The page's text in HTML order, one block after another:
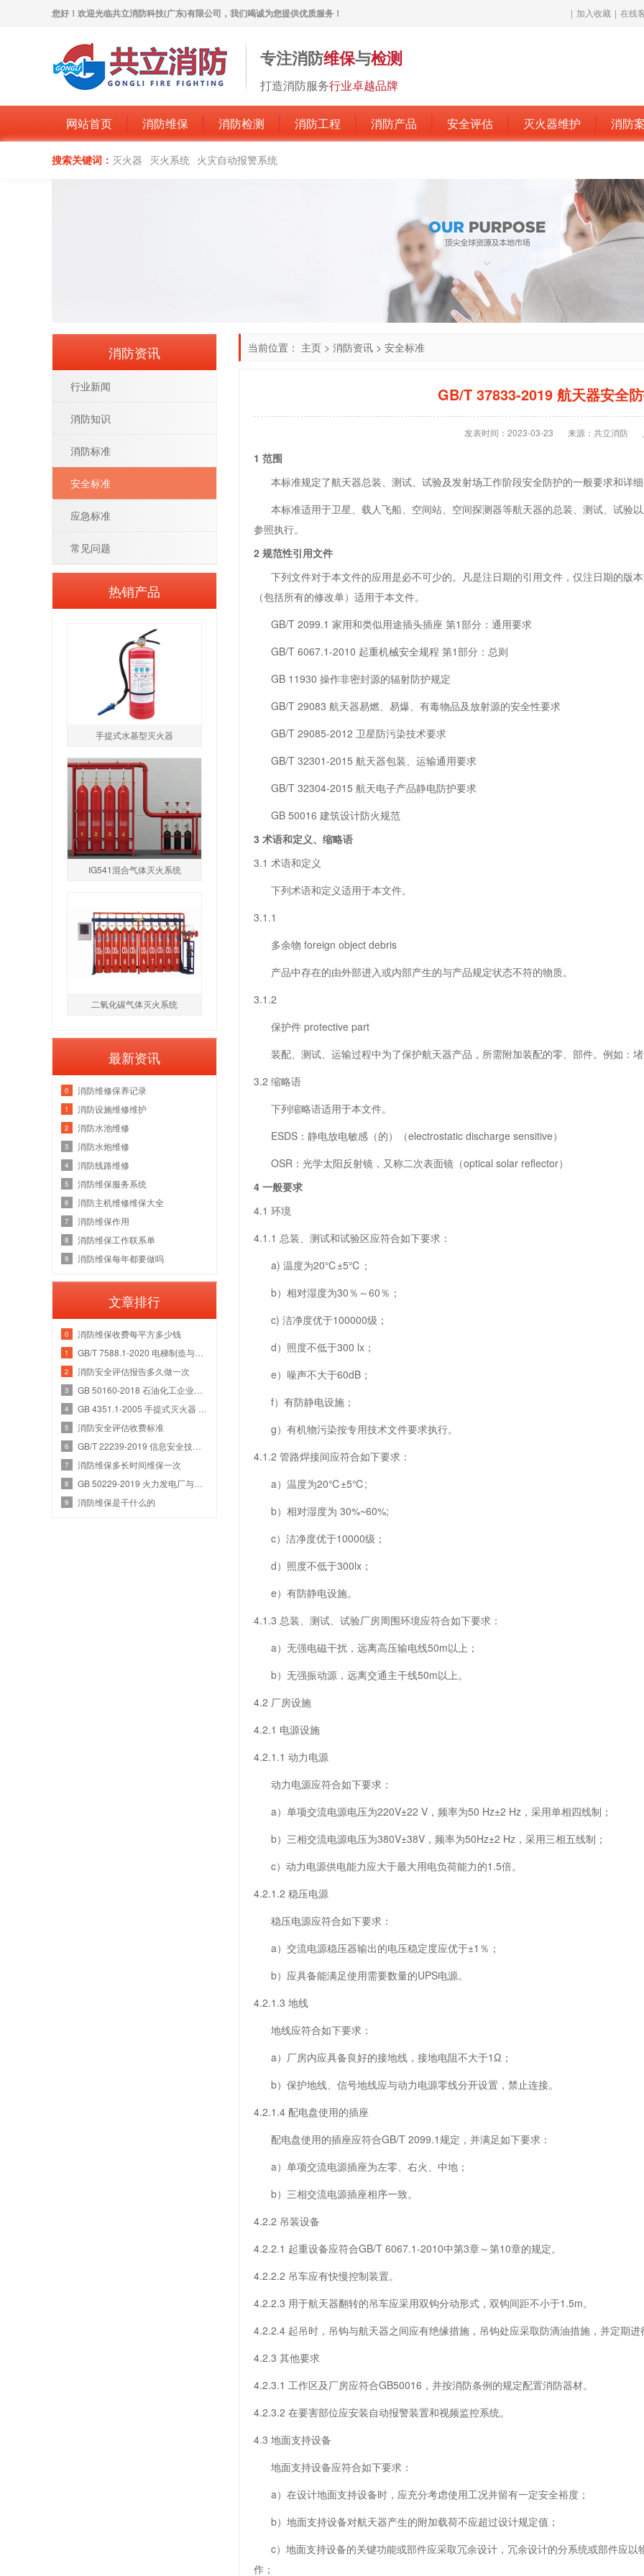
您好！欢迎光临共立消防科技(广东)有限公司，我们竭诚为您提供优质服务！ | 加入收藏 | 在线
专注消防维保与检测
打造消防服务行业卓越品牌
网站首页 消防维保 消防检测 消防工程 消防产品 安全评估 灭火器维护 消防
搜索关键词： 灭火器 灭火系统 火灾自动报警系统
当前位置： 主页 > 消防资讯 > 安全标准
GB/T 37833-2019 航天器安全
发表时间：2023-03-23 来源：共立消防
1 范围
本标准规定了航天器总装、测试、试验及发射场工作阶段安全防护的一般要求和详细
本标准适用于卫星、载人飞船、空间站、空间探测器等航天器的总装、测试、试验
参照执行。
2 规范性引用文件
下列文件对于本文件的应用是必不可少的。凡是注日期的引用文件，仅注日期的版
（包括所有的修改单）适用于本文件。
GB/T 2099.1 家用和类似用途插头插座 第1部分：通用要求
GB/T 6067.1-2010 起重机械安全规程 第1部分：总则
GB 11930 操作非密封源的辐射防护规定
GB/T 29083 航天器易燃、易爆、有毒物品及放射源的安全性要求
GB/T 29085-2012 卫星防污染技术要求
GB/T 32301-2015 航天器包装、运输通用要求
GB/T 32304-2015 航天电子产品静电防护要求
GB 50016 建筑设计防火规范
3 术语和定义、缩略语
3.1 术语和定义
下列术语和定义适用于本文件。
3.1.1
多余物 foreign object debris
产品中存在的由外部进入或内部产生的与产品规定状态不符的物质。
3.1.2
保护件 protective part
装配、测试、运输过程中为了保护航天器产品，所需附加装配的零、部件。例如：堵
3.2 缩略语
下列缩略语适用于本文件。
ESDS：静电放电敏感（的）（electrostatic discharge sensitive）
OSR：光学太阳反射镜，又称二次表面镜（optical solar reflector）
4 一般要求
4.1 环境
4.1.1 总装、测试和试验区应符合如下要求：
a) 温度为20℃±5℃；
b）相对湿度为30％～60％；
c) 洁净度优于100000级；
d）照度不低于300 lx；
e）噪声不大于60dB；
f）有防静电设施；
g）有机物污染按专用技术文件要求执行。
4.1.2 管路焊接间应符合如下要求：
a）温度为20℃±5℃;
b）相对湿度为 30%~60%;
c）洁净度优于10000级；
d）照度不低于300lx；
e）有防静电设施。
4.1.3 总装、测试、试验厂房周围环境应符合如下要求：
a）无强电磁干扰，远离高压输电线50m以上；
b）无强振动源，远离交通主干线50m以上。
4.2 厂房设施
4.2.1 电源设施
4.2.1.1 动力电源
动力电源应符合如下要求：
a）单项交流电源电压为220V±22 V，频率为50 Hz±2 Hz，采用单相四线制；
b）三相交流电源电压为380V±38V，频率为50Hz±2 Hz，采用三相五线制；
c）动力电源供电能力应大于最大用电负荷能力的1.5倍。
4.2.1.2 稳压电源
稳压电源应符合如下要求：
a）交流电源稳压器输出的电压稳定度应优于±1％；
b）应具备能满足使用需要数量的UPS电源。
4.2.1.3 地线
地线应符合如下要求：
a）厂房内应具备良好的接地线，接地电阻不大于1Ω；
b）保护地线、信号地线应与动力电源零线分开设置，禁止连接。
4.2.1.4 配电盘使用的插座
配电盘使用的插座应符合GB/T 2099.1规定，并满足如下要求：
a）单项交流电源插座为左零、右火、中地；
b）三相交流电源插座相序一致。
4.2.2 吊装设备
4.2.2.1 起重设备应符合GB/T 6067.1-2010中第3章～第10章的规定。
4.2.2.2 吊车应有快慢控制装置。
4.2.2.3 用于航天器翻转的吊车应采用双钩分动形式，双钩间距不小于1.5m。
4.2.2.4 起吊时，吊钩与航天器之间应有绝缘措施，吊钩处应采取防滴油措施，并定期进
4.2.3 其他要求
4.2.3.1 工作区及厂房应符合GB50016，并按消防条例的规定配置消防器材。
4.2.3.2 在要害部位应安装自动报警装置和视频监控系统。
4.3 地面支持设备
地面支持设备应符合如下要求：
a）在设计地面支持设备时，应充分考虑使用工况并留有一定安全裕度；
b）地面支持设备对航天器产生的附加载荷不应超过设计规定值；
c）地面支持设备的关键功能或部件应采取冗余设计，冗余设计的分系统或部件应以
作；
消防资讯
行业新闻
消防知识
消防标准
安全标准
应急标准
常见问题
热销产品
手提式水基型灭火器
IG541混合气体灭火系统
二氧化碳气体灭火系统
最新资讯
0 消防维修保养记录
1 消防设施维修维护
2 消防水池维修
3 消防水炮维修
4 消防线路维修
5 消防维保服务系统
6 消防主机维修维保大全
7 消防维保作用
8 消防维保工作联系单
9 消防维保每年都要做吗
文章排行
0 消防维保收费每平方多少钱
1
2 消防安全评估报告多久做一次
3
4
5 消防安全评估收费标准
6
7 消防维保多长时间维保一次
8
9 消防维保是干什么的